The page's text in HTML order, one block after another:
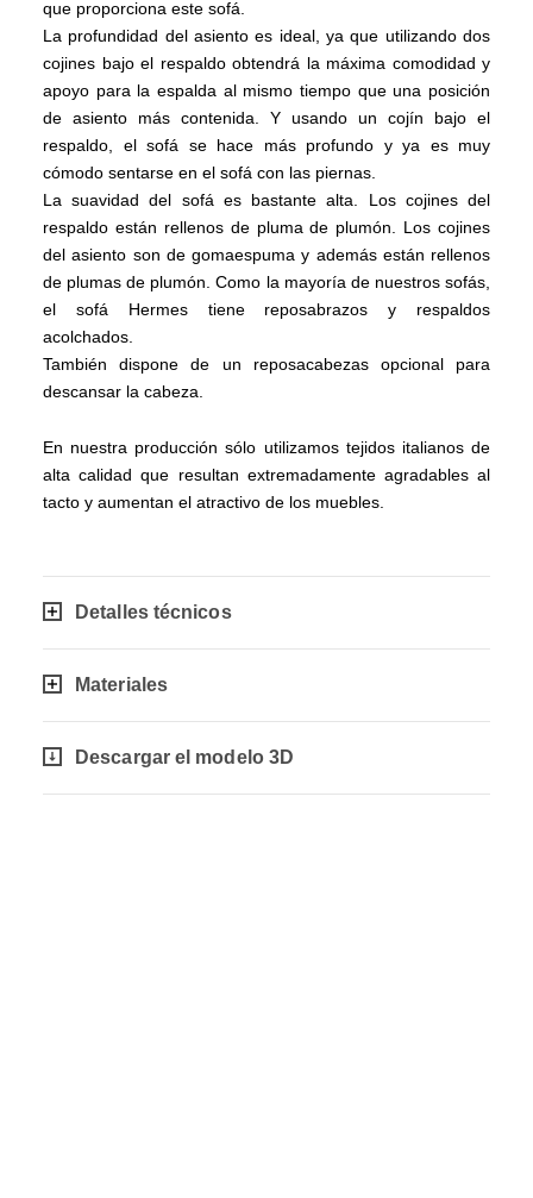
que proporciona este sofá.
La profundidad del asiento es ideal, ya que utilizando dos
cojines bajo el respaldo obtendrá la máxima comodidad y
apoyo para la espalda al mismo tiempo que una posición
de asiento más contenida. Y usando un cojín bajo el
respaldo, el sofá se hace más profundo y ya es muy
cómodo sentarse en el sofá con las piernas.
La suavidad del sofá es bastante alta. Los cojines del
respaldo están rellenos de pluma de plumón. Los cojines
del asiento son de gomaespuma y además están rellenos
de plumas de plumón. Como la mayoría de nuestros sofás,
el sofá Hermes tiene reposabrazos y respaldos
acolchados.
También dispone de un reposacabezas opcional para
descansar la cabeza.
En nuestra producción sólo utilizamos tejidos italianos de
alta calidad que resultan extremadamente agradables al
tacto y aumentan el atractivo de los muebles.
Detalles técnicos
Materiales
Descargar el modelo 3D